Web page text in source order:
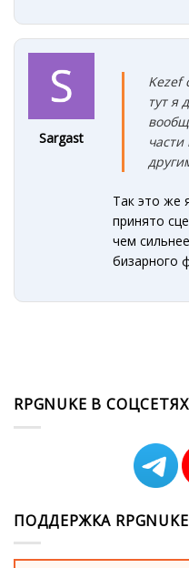
Sargast
Kezef
тут я
Так это же
принято
чем
бизарного
RPGNUKE В СОЦСЕТЯХ
ПОДДЕРЖКА RPGNUKE